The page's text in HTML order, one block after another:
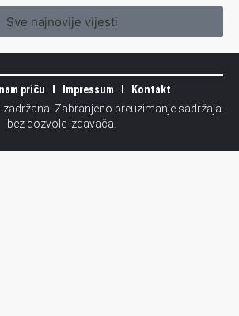
Sve najnovije vijesti
priču Impressum
Kontakt
zadržana. Zabranjeno preuzimanje sadržaja
bez dozvole izdavača.